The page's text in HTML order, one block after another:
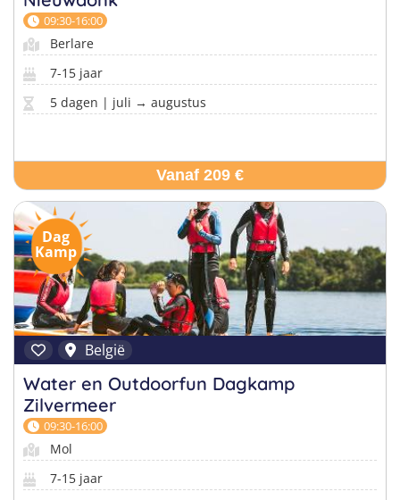
09:30-16:00
Berlare
7-15 jaar
5 dagen | juli → augustus
Vanaf 209 €
Dag
Kamp
België
Water en Outdoorfun Dagkamp
Zilvermeer
09:30-16:00
Mol
7-15 jaar